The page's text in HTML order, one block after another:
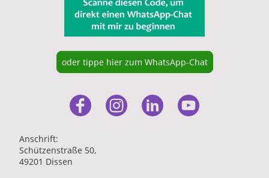
oder tippe hier zum WhatsApp-Chat
Anschrift:
Schützenstraße 50,
49201 Dissen